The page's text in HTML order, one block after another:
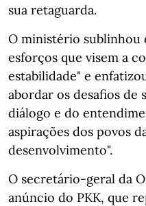
sua retaguarda.
O ministério sublinhou
esforços que visem a
estabilidade" e
abordar os desafios de
diálogo e do
aspirações dos povos
desenvolvimento".
O secretário-geral da
anúncio do PKK, que